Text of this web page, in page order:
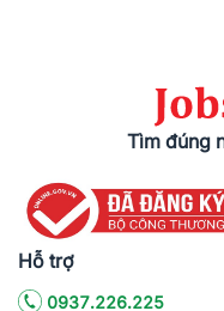
Tìm đúng
Hỗ trợ
0937.226.225